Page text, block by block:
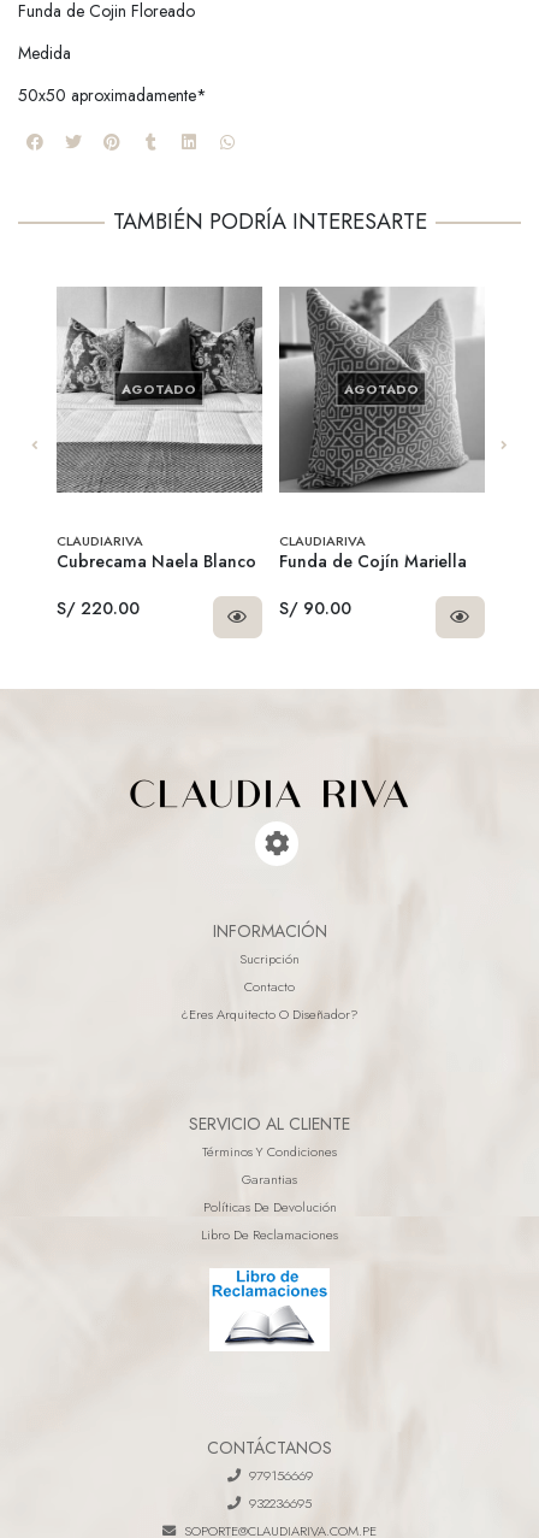
Funda de Cojin Floreado
Medida
50x50 aproximadamente*
TAMBIÉN PODRÍA INTERESARTE
AGOTADO
CLAUDIARIVA
Cubrecama Naela Blanco
S/ 220.00
AGOTADO
CLAUDIARIVA
Funda de Cojín Mariella
S/ 90.00
INFORMACIÓN
Sucripción
Contacto
¿eres Arquitecto O Diseñador?
SERVICIO AL CLIENTE
Términos Y Condiciones
Garantias
Políticas De Devolución
Libro De Reclamaciones
CONTÁCTANOS
979156669
932236695
SOPORTE@CLAUDIARIVA.COM.PE